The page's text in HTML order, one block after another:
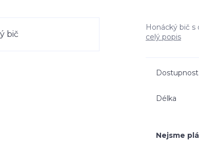
Honácký bič
celý popis
Dostupnost
Délka
Nejsme